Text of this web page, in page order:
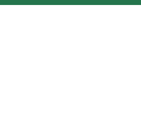
zjeść bez szukania.